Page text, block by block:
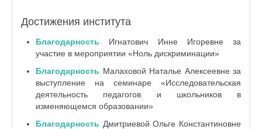
Достижения института
Благодарность
Игнатович Инне Игоревне за
участие в мероприятии «Ноль дискриминации»
Благодарность Малаховой Наталье Алексеевне за
выступление на семинаре «Исследовательская
деятельность педагогов и школьников в
изменяющемся образовании»
Благодарность Дмитриевой Ольге Константиновне